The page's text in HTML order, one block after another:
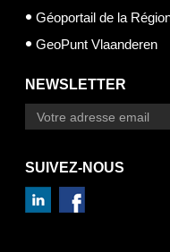
Géoportail de la
GeoPunt Vlaanderen
NEWSLETTER
SUIVEZ-NOUS